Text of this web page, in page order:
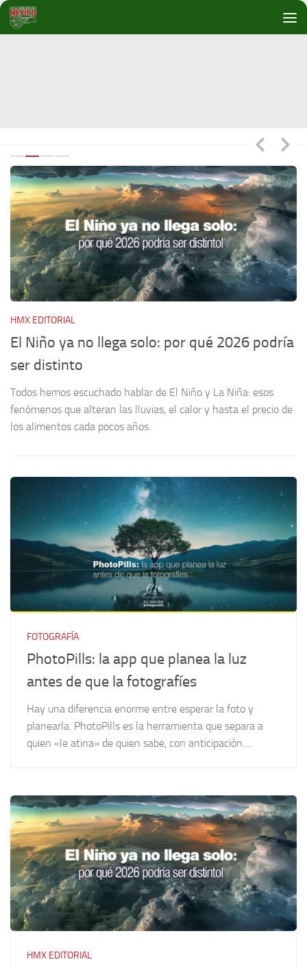
Debajo del contenido
HMX EDITORIAL
El Niño ya no llega solo: por qué 2026 podría
ser distinto
Todos hemos escuchado hablar de El Niño y La Niña: esos
fenómenos que alteran las lluvias, el calor y hasta el precio de
los alimentos cada pocos años.
FOTOGRAFÍA
PhotoPills: la app que planea la luz
antes de que la fotografíes
Hay una diferencia enorme entre esperar la foto y
planearla. PhotoPills es la herramienta que separa a
quien «le atina» de quien sabe, con anticipación…
HMX EDITORIAL